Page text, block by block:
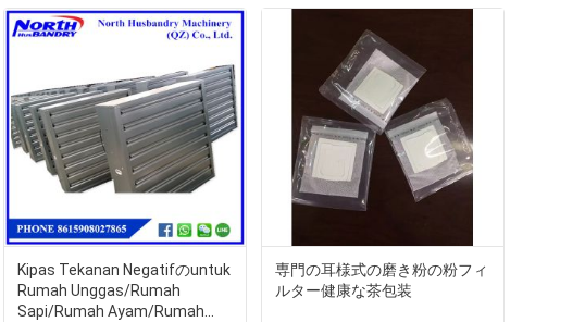
Kipas Tekanan Negatifのuntuk
Rumah Unggas/Rumah
Sapi/Rumah Ayam/Rumah
専門の耳様式の磨き粉の粉フィ
ルター健康な茶包装